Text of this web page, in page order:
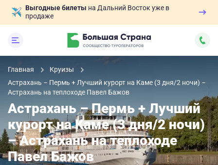
Выгодные билеты на Дальний Восток уже в
продаже
Главная
Круизы
Астрахань – Пермь + Лучший курорт на Каме (3 дня/2 ночи) –
Астрахань на теплоходе Павел Бажов
Астрахань – Пермь + Лучший
курорт на Каме (3 дня/2 ночи)
– Астрахань на теплоходе
Павел Бажов